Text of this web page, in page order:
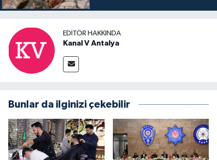
EDITÖR HAKKINDA
Kanal V Antalya
Bunlar da ilginizi çekebilir